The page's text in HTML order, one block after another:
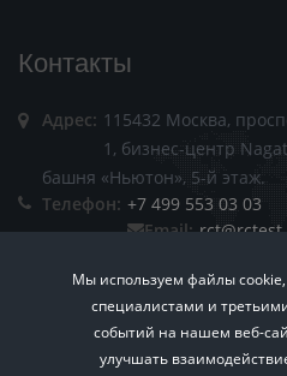
Мы используем файлы
специалистами и
событий на нашем веб-
улучшать
Контакты
Адрес: 115432 Москва,
1, бизнес-центр
башня «Ньютон», 5-й этаж.
Телефон: +7 499 553 03 03
Email: